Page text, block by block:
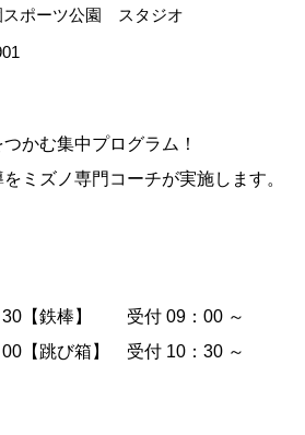
スポーツ公園 スタジオ
かむ集中プログラム！
ミズノ専門コーチが実施します。
30【鉄棒】 受付 09：00 ～
【跳び箱】 受付 10：30 ～